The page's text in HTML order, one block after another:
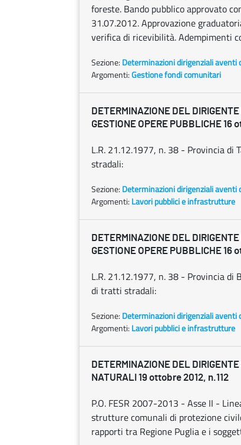
foreste. Bando pubblico approvato
31.07.2012. Approvazione
verifica di ricevibilità. Adempimenti
Sezione: Determinazioni dirigenziali
Argomenti:Gestione fondi comunitari
DETERMINAZIONE DEL
GESTIONE OPERE PUBBLICHE 16
L.R. 21.12.1977, n. 38 - Provincia
stradali:
Sezione: Determinazioni dirigenziali
Argomenti: Lavori pubblici e infrastrutture
DETERMINAZIONE DEL
GESTIONE OPERE PUBBLICHE 16
L.R. 21.12.1977, n. 38 - Provincia di
di tratti stradali:
Sezione: Determinazioni dirigenziali
Argomenti: Lavori pubblici e infrastrutture
DETERMINAZIONE DEL
NATURALI 19 ottobre 2012, n.112
P.O. FESR 2007-2013 - Asse II -
strutture comunali di protezione
rapporti tra Regione Puglia e i